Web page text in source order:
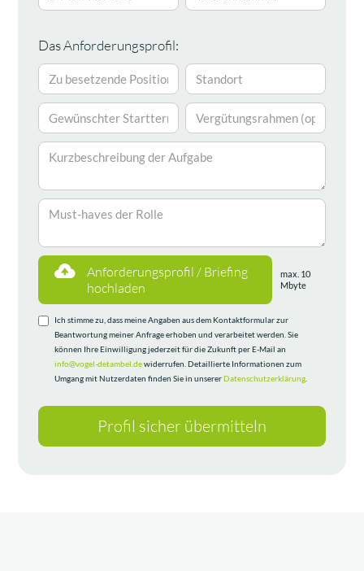
Das Anforderungsprofil:
Anforderungsprofil / Briefing
hochladen
max. 10
Mbyte
Ich stimme zu, dass meine Angaben aus dem Kontaktformular zur
Beantwortung meiner Anfrage erhoben und verarbeitet werden. Sie
können Ihre Einwilligung jederzeit für die Zukunft per E-Mail an
info@vogel-detambel.dewiderrufen. Detaillierte Informationen zum
Umgang mit Nutzerdaten finden Sie in unsererDatenschutzerklärung